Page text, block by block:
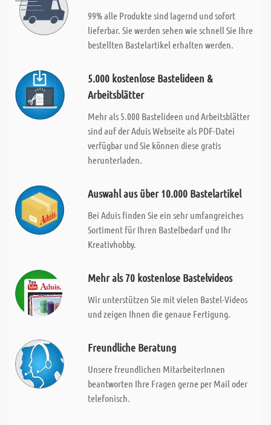
99% alle Produkte sind lagernd und sofort
lieferbar. Sie werden sehen wie schnell Sie Ihre
bestellten Bastelartikel erhalten werden.
5.000 kostenlose Bastelideen &
Arbeitsblätter
Mehr als 5.000 Bastelideen und Arbeitsblätter
sind auf der Aduis Webseite als PDF-Datei
verfügbar und Sie können diese gratis
herunterladen.
Auswahl aus über 10.000 Bastelartikel
Bei Aduis finden Sie ein sehr umfangreiches
Sortiment für Ihren Bastelbedarf und Ihr
Kreativhobby.
Mehr als 70 kostenlose Bastelvideos
Wir unterstützen Sie mit vielen Bastel-Videos
und zeigen Ihnen die genaue Fertigung.
Freundliche Beratung
Unsere freundlichen MitarbeiterInnen
beantworten Ihre Fragen gerne per Mail oder
telefonisch.